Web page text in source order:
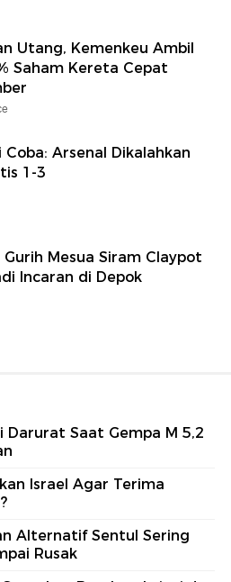
Utang, Kemenkeu Ambil
Saham Kereta Cepat
Coba: Arsenal Dikalahkan
1-3
Mesua Siram Claypot
Incaran di Depok
Saat Gempa M 5,2
Israel Agar Terima
Alternatif Sentul Sering
Rusak